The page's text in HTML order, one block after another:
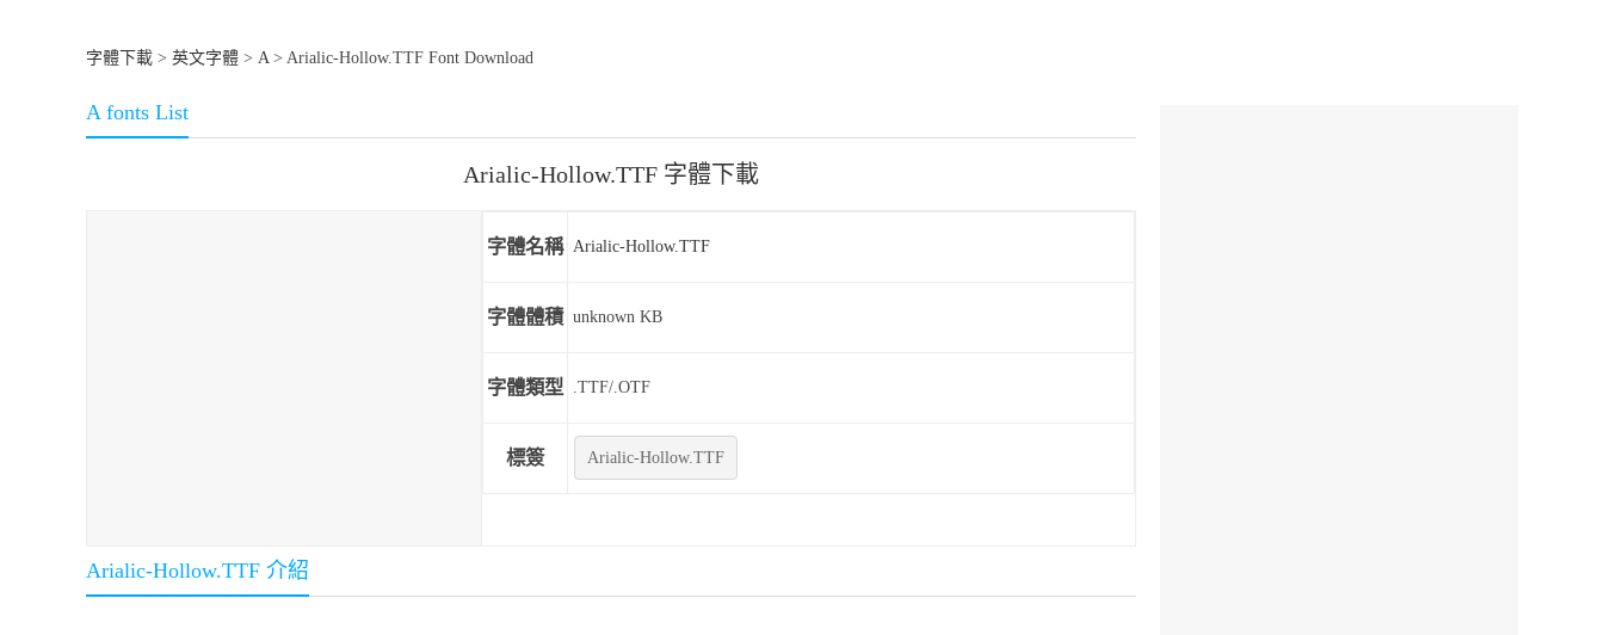
字體下載 > 英文字體 > A> Arialic-Hollow.TTF Font Download
A fonts List
Arialic-Hollow.TTF 字體下載
字體名稱 Arialic-Hollow.TTF
字體體積 unknown KB
字體類型 .TTF/.OTF
標簽 Arialic-Hollow.TTF
Arialic-Hollow.TTF 介紹